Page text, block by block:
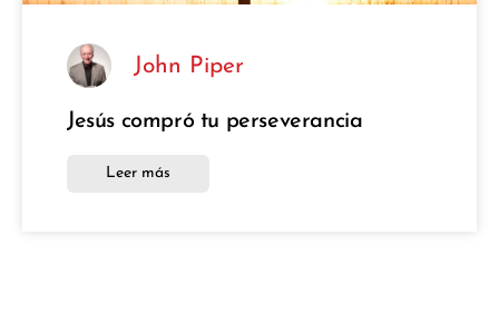
John Piper
Jesús compró tu perseverancia
Leer más